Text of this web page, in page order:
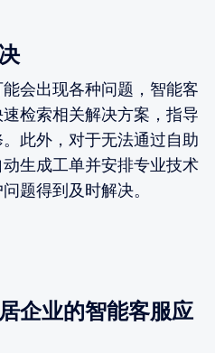
会出现各种问题，智能客
检索相关解决方案，指导
此外，对于无法通过自助
生成工单并安排专业技术
题得到及时解决。
企业的智能客服应